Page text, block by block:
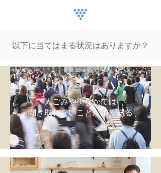
​以下に当てはまる状況はありますか？
人ごみや街なかでは
聞き取れないことがよくある